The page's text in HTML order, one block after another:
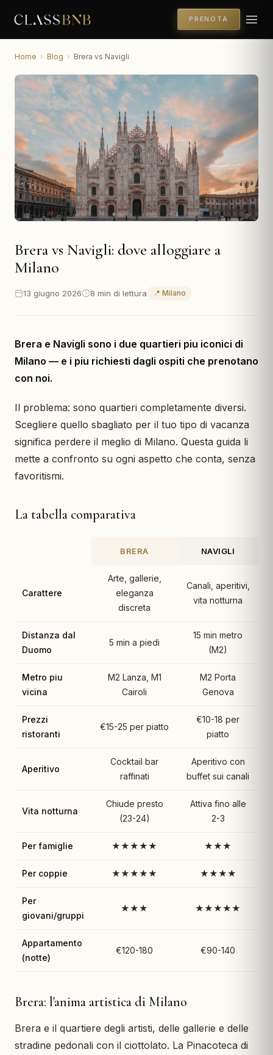
PRENOTA
Home › Blog › Brera vs Navigli
Brera vs Navigli: dove alloggiare a
Milano
13 giugno 2026 8 min di lettura 📍 Milano
Brera e Navigli sono i due quartieri piu iconici di
Milano — e i piu richiesti dagli ospiti che prenotano
con noi.
Il problema: sono quartieri completamente diversi.
Scegliere quello sbagliato per il tuo tipo di vacanza
significa perdere il meglio di Milano. Questa guida li
mette a confronto su ogni aspetto che conta, senza
favoritismi.
La tabella comparativa
BRERA NAVIGLI
Carattere
Arte, gallerie,
eleganza
discreta
Canali, aperitivi,
vita notturna
Distanza dal
Duomo
5 min a piedi
15 min metro
(M2)
Metro piu
vicina
M2 Lanza, M1
Cairoli
M2 Porta
Genova
Prezzi
ristoranti
€15-25 per piatto
€10-18 per
piatto
Aperitivo
Cocktail bar
raffinati
Aperitivo con
buffet sui canali
Vita notturna
Chiude presto
(23-24)
Attiva fino alle
2-3
Per famiglie ★★★★★ ★★★
Per coppie ★★★★★ ★★★★
Per
giovani/gruppi
★★★ ★★★★★
Appartamento
(notte)
€120-180 €90-140
Brera: l'anima artistica di Milano
Brera e il quartiere degli artisti, delle gallerie e delle
stradine pedonali con il ciottolato. La Pinacoteca di